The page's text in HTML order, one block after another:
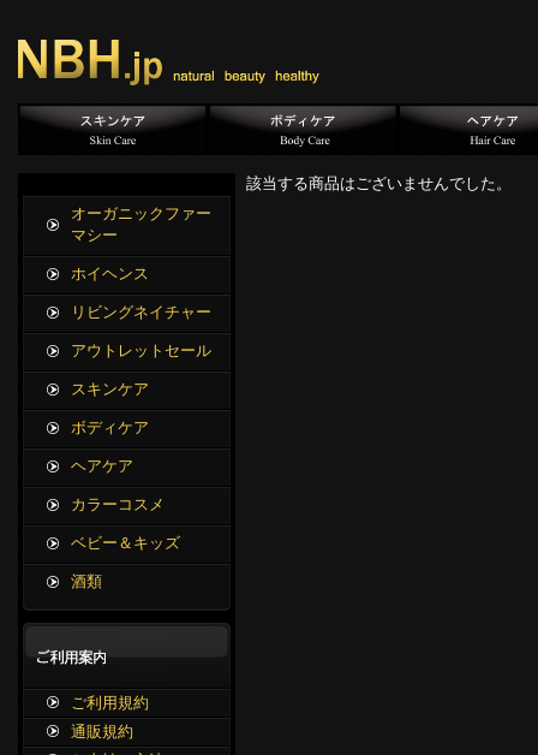
該当する商品はございませんでした。
オーガニックファー
マシー
ホイヘンス
リビングネイチャー
アウトレットセール
スキンケア
ボディケア
ヘアケア
カラーコスメ
ベビー＆キッズ
酒類
ご利用規約
通販規約